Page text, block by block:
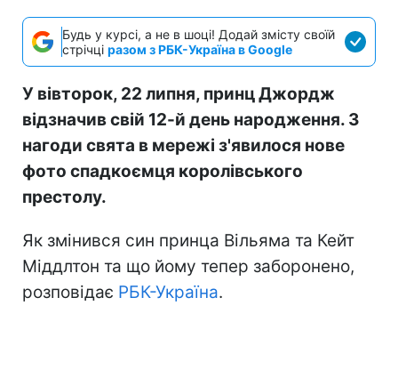
Будь у курсі, а не в шоці! Додай змісту своїй
стрічці разом з РБК-Україна в Google
У вівторок, 22 липня, принц Джордж
відзначив свій 12-й день народження. З
нагоди свята в мережі з'явилося нове
фото спадкоємця королівського
престолу.
Як змінився син принца Вільяма та Кейт
Міддлтон та що йому тепер заборонено,
розповідає РБК-Україна.